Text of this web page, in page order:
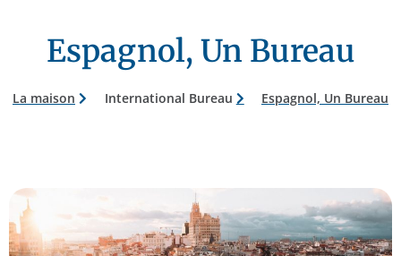
Espagnol, Un Bureau
La maison International Bureau Espagnol, Un Bureau